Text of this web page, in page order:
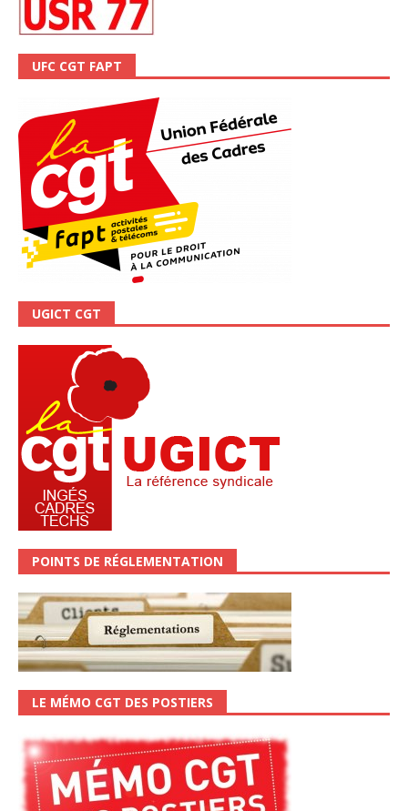
UFC CGT FAPT
UGICT CGT
POINTS DE RÉGLEMENTATION
LE MÉMO CGT DES POSTIERS